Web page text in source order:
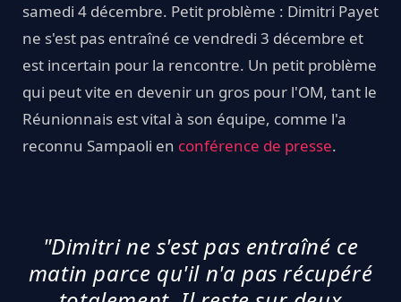
samedi 4 décembre. Petit problème : Dimitri Payet
ne s'est pas entraîné ce vendredi 3 décembre et
est incertain pour la rencontre. Un petit problème
qui peut vite en devenir un gros pour l'OM, tant le
Réunionnais est vital à son équipe, comme l'a
reconnu Sampaoli en conférence de presse.
"Dimitri ne s'est pas entraîné ce
matin parce qu'il n'a pas récupéré